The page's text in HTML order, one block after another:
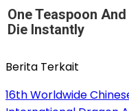
One Teaspoon
Die Instantly
Berita Terkait
16th Worldwide